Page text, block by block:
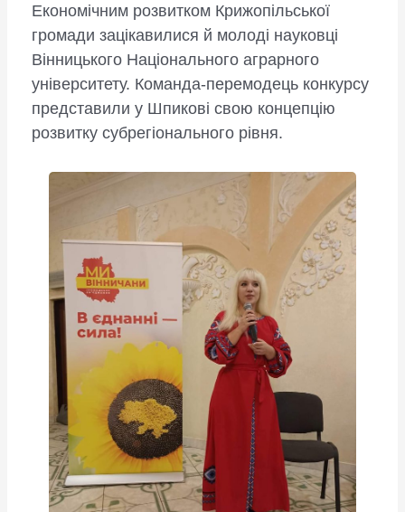
Економічним розвитком Крижопільської
громади зацікавилися й молоді науковці
Вінницького Національного аграрного
університету. Команда-перемодець конкурсу
представили у Шпикові свою концепцію
розвитку субрегіонального рівня.